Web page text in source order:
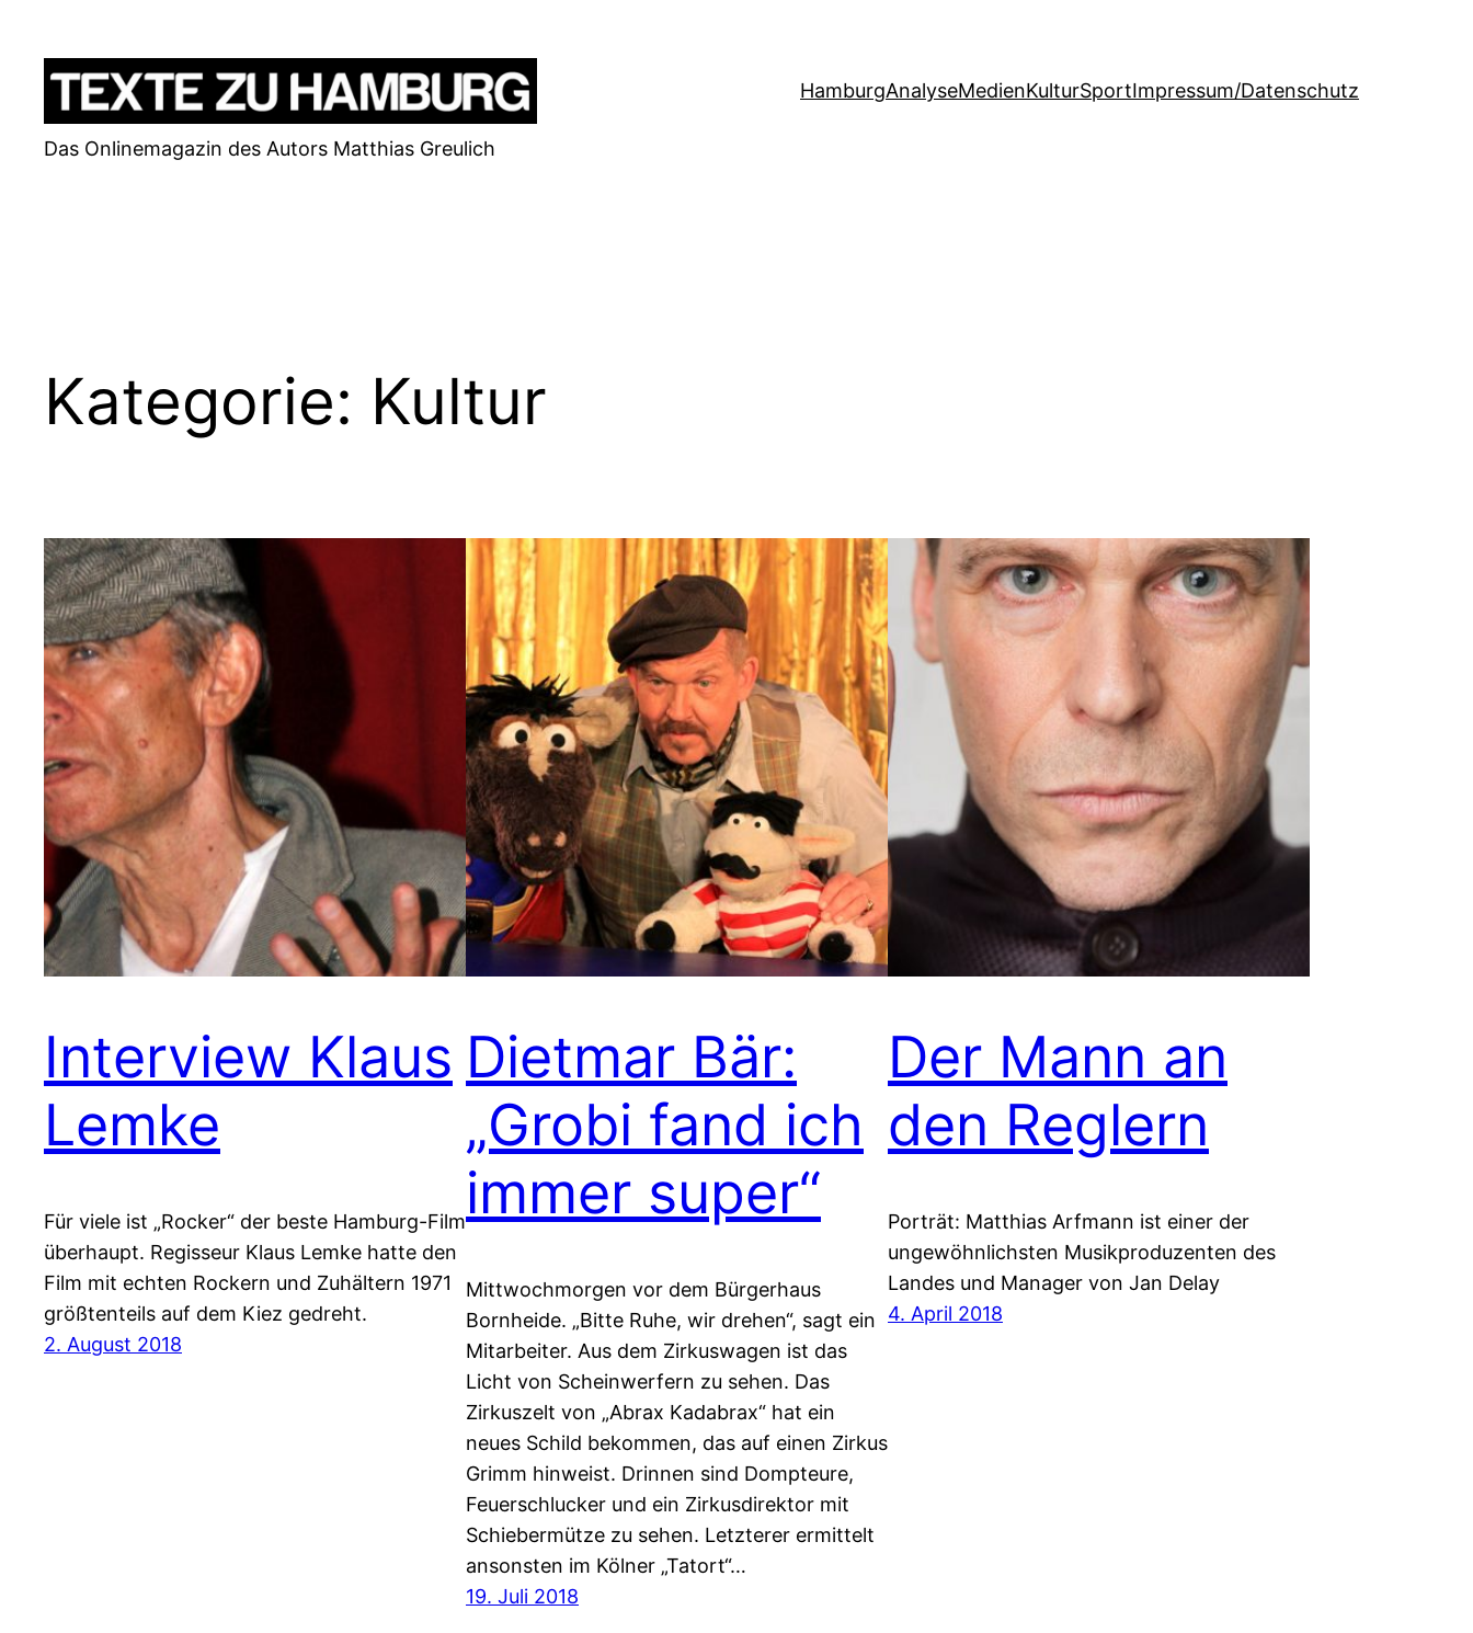
Inhalt
springen
HamburgAnalyseMedienKulturSportImpressum/Datenschutz
Das Onlinemagazin des Autors Matthias Greulich
Kategorie: Kultur
Interview Klaus
Lemke
Für viele ist „Rocker“ der beste Hamburg-Film
überhaupt. Regisseur Klaus Lemke hatte den
Film mit echten Rockern und Zuhältern 1971
größtenteils auf dem Kiez gedreht.
2. August 2018
Dietmar Bär:
„Grobi fand ich
immer super“
Mittwochmorgen vor dem Bürgerhaus
Bornheide. „Bitte Ruhe, wir drehen“, sagt ein
Mitarbeiter. Aus dem Zirkuswagen ist das
Licht von Scheinwerfern zu sehen. Das
Zirkuszelt von „Abrax Kadabrax“ hat ein
neues Schild bekommen, das auf einen Zirkus
Grimm hinweist. Drinnen sind Dompteure,
Feuerschlucker und ein Zirkusdirektor mit
Schiebermütze zu sehen. Letzterer ermittelt
ansonsten im Kölner „Tatort“…
19. Juli 2018
Der Mann an
den Reglern
Porträt: Matthias Arfmann ist einer der
ungewöhnlichsten Musikproduzenten des
Landes und Manager von Jan Delay
4. April 2018